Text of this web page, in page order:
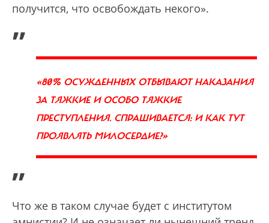
получится, что освобождать некого».
„
«80% ОСУЖДЕННЫХ ОТБЫВАЮТ НАКАЗАНИЯ
ЗА ТЯЖКИЕ И ОСОБО ТЯЖКИЕ
ПРЕСТУПЛЕНИЯ. СПРАШИВАЕТСЯ: И КАК ТУТ
ПРОЯВЛЯТЬ МИЛОСЕРДИЕ?»
”
Что же в таком случае будет с институтом